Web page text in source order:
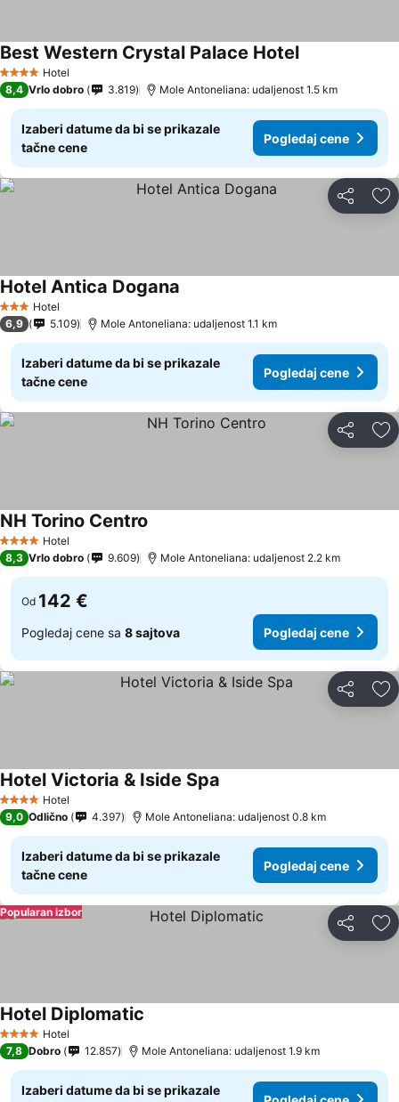
4 ZvezdiceHotel
Best Western Crystal Palace HotelPogledaj cene
8,4 Vrlo dobro 3.819 Mole Antoneliana: udaljenost 1.5 km
Izaberi datume da bi se prikazale
tačne cene
Pogledaj cene
Deli
3 Zvezdice
Hotel
Hotel Antica Dogana
6,9 5.109 Mole Antoneliana: udaljenost 1.1 km
Izaberi datume da bi se prikazale
tačne cene
Pogledaj cene
Deli
4 ZvezdiceHotel
NH Torino Centro
8,3 Vrlo dobro 9.609 Mole Antoneliana: udaljenost 2.2 km
Od 142 €
Pogledaj cene sa 8 sajtova Pogledaj cene
Deli
4 ZvezdiceHotel
Hotel Victoria & Iside Spa
9,0 Odlično 4.397 Mole Antoneliana: udaljenost 0.8 km
Izaberi datume da bi se prikazale
tačne cene
Pogledaj cene
Deli
Popularan izbor
4 ZvezdiceHotel
Hotel Diplomatic
7,8 Dobro 12.857 Mole Antoneliana: udaljenost 1.9 km
Izaberi datume da bi se prikazale